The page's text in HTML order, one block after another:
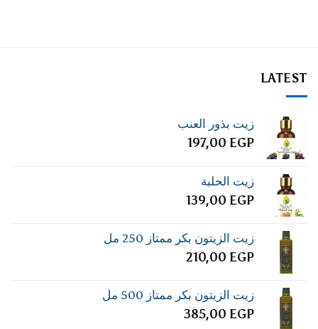
LATEST
زيت بذور العنب
197,00 EGP
زيت الحلبة
139,00 EGP
زيت الزيتون بكر ممتاز 250 مل
210,00 EGP
زيت الزيتون بكر ممتاز 500 مل
385,00 EGP